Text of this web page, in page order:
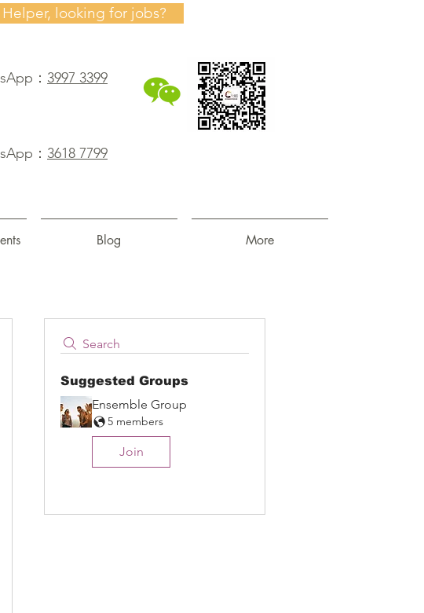
Helper, looking for jobs?
： 3997 3399
： 3618 7799
Blog More
Search
Suggested Groups
Ensemble Group
5 members
Join